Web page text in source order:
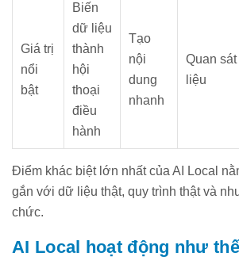
Giá trị
nổi
bật
Biến
dữ liệu
thành
hội
thoại
điều
hành
Tạo
nội
dung
nhanh
Quan sát
liệu
Điểm khác biệt lớn nhất của AI Local
gắn với dữ liệu thật, quy trình thật và
chức.
AI Local hoạt động như